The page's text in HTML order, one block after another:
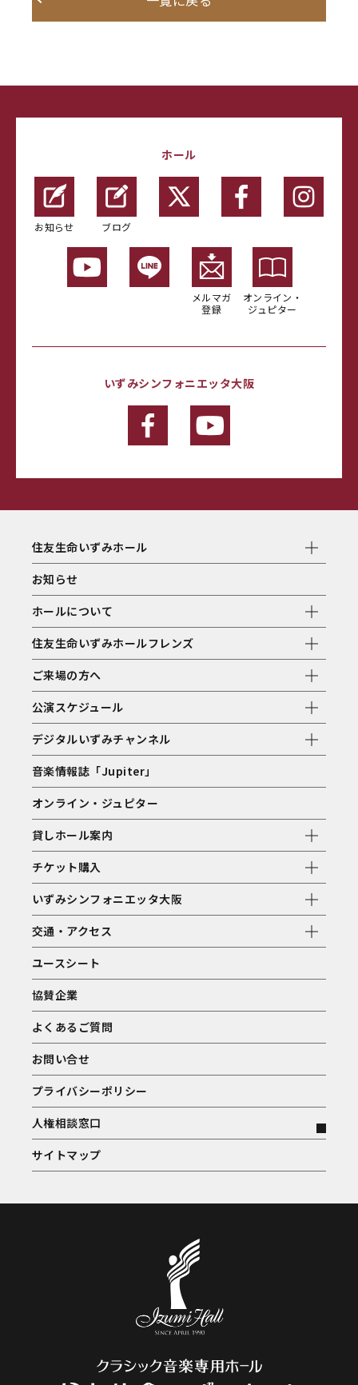
ホール
お知らせ ブログ
メルマガ
登録
オンライン・
ジュピター
いずみシンフォニエッタ大阪
住友生命いずみホール
お知らせ
ホールについて
住友生命いずみホールフレンズ
ご来場の方へ
公演スケジュール
デジタルいずみチャンネル
音楽情報誌「Jupiter」
オンライン・ジュピター
貸しホール案内
チケット購入
いずみシンフォニエッタ大阪
交通・アクセス
ユースシート
協賛企業
よくあるご質問
お問い合せ
プライバシーポリシー
人権相談窓口
サイトマップ